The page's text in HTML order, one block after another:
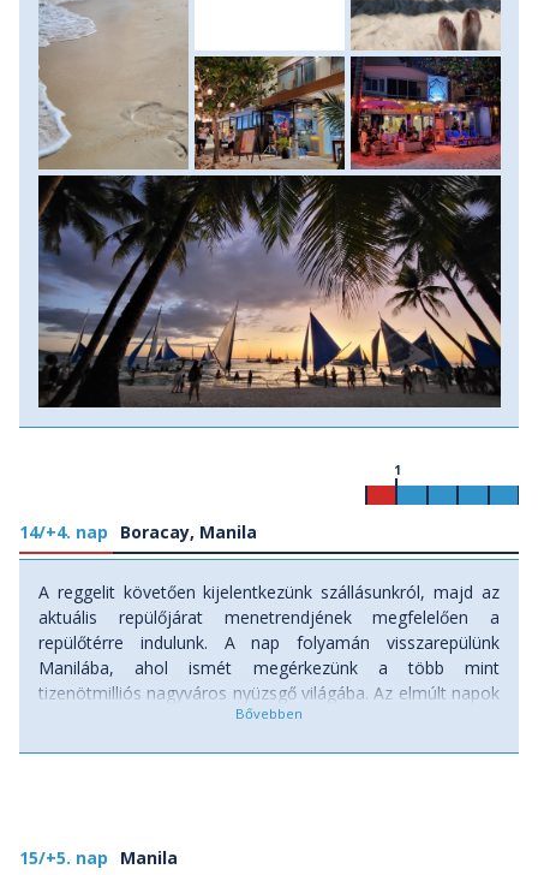
14/+4. nap Boracay, Manila
1
A reggelit követően kijelentkezünk szállásunkról, majd az
aktuális repülőjárat menetrendjének megfelelően a
repülőtérre indulunk. A nap folyamán visszarepülünk
Manilába, ahol ismét megérkezünk a több mint
tizenötmilliós nagyváros nyüzsgő világába. Az elmúlt napok
trópusi szigetei, pálmafás tengerpartjai és korallzátonyai
felhőkarcolók sokaságára. A vacsora során felidézzük az
15/+5. nap Manila